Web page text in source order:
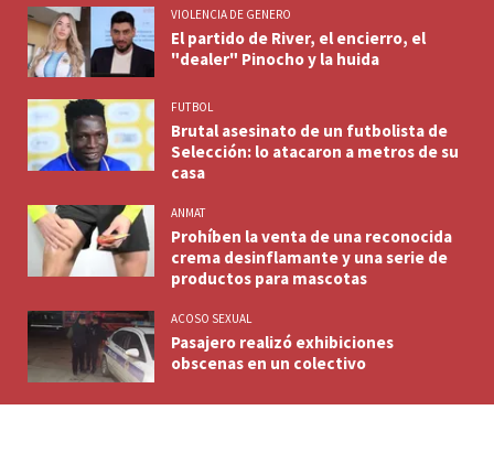
VIOLENCIA DE GENERO
El partido de River, el encierro, el
"dealer" Pinocho y la huida
FUTBOL
Brutal asesinato de un futbolista de
Selección: lo atacaron a metros de su
casa
ANMAT
Prohíben la venta de una reconocida
crema desinflamante y una serie de
productos para mascotas
ACOSO SEXUAL
Pasajero realizó exhibiciones
obscenas en un colectivo